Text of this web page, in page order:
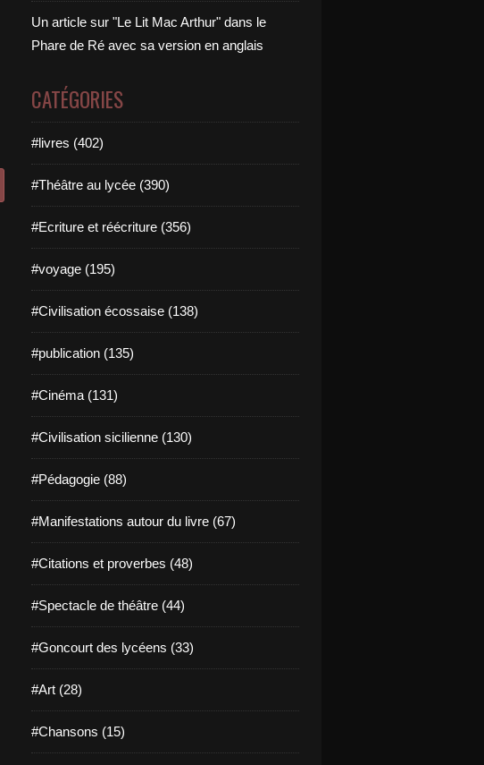
Un article sur "Le Lit Mac Arthur" dans le
Phare de Ré avec sa version en anglais
CATÉGORIES
#livres (402)
#Théâtre au lycée (390)
#Ecriture et réécriture (356)
#voyage (195)
#Civilisation écossaise (138)
#publication (135)
#Cinéma (131)
#Civilisation sicilienne (130)
#Pédagogie (88)
#Manifestations autour du livre (67)
#Citations et proverbes (48)
#Spectacle de théâtre (44)
#Goncourt des lycéens (33)
#Art (28)
#Chansons (15)